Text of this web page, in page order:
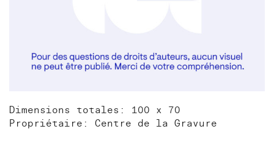
Dimensions totales: 100 x 70
Propriétaire: Centre de la Gravure